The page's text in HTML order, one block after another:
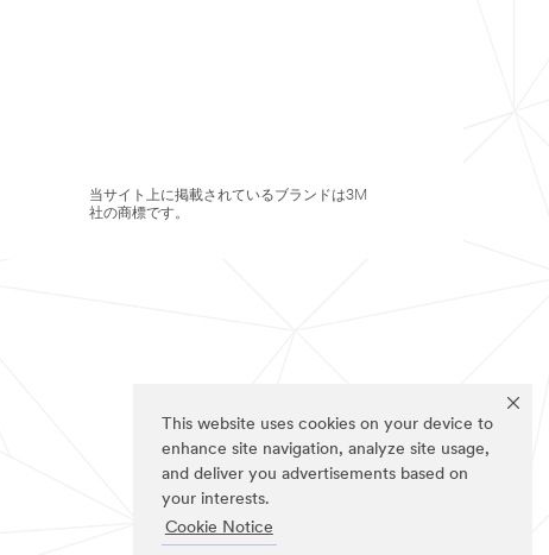
This website uses cookies on your device to
enhance site navigation, analyze site usage,
and deliver you advertisements based on
your interests.
Cookie Notice
当サイト上に掲載されているブランドは3M
社の商標です。